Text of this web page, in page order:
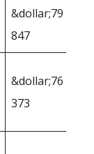
&dollar;79
847
&dollar;76
373